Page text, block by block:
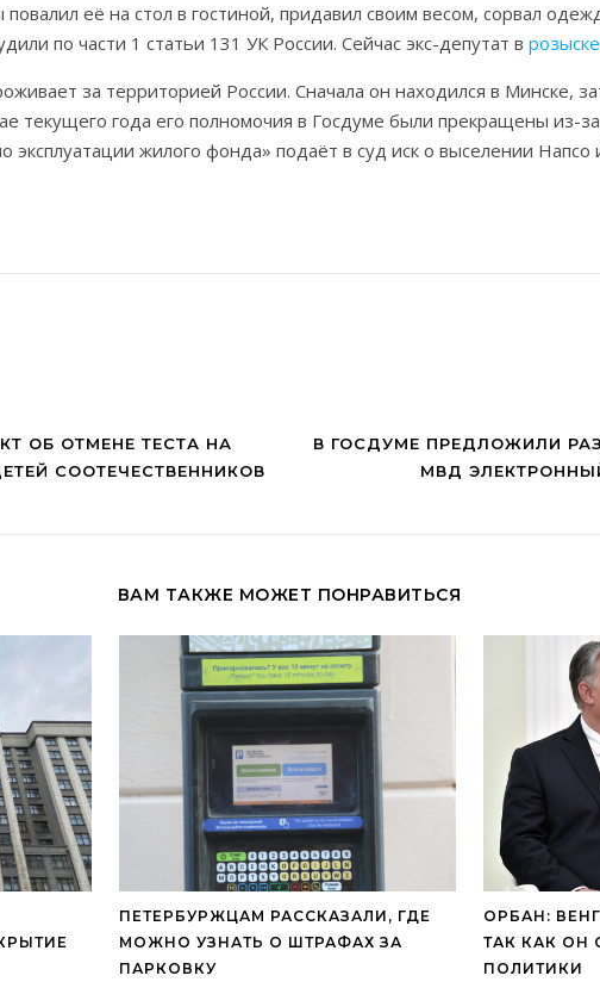
её на стол в гостиной, придавил своим весом, сорвал
по части 1 статьи 131 УК России. Сейчас экс-депутат в розыске
за территорией России. Сначала он находился в Минске,
текущего года его полномочия в Госдуме были прекращены из-за
эксплуатации жилого фонда» подаёт в суд иск о выселении Напсо
ОБ ОТМЕНЕ ТЕСТА НА
СООТЕЧЕСТВЕННИКОВ
В ГОСДУМЕ ПРЕДЛОЖИЛИ
МВД
ВАМ ТАКЖЕ МОЖЕТ ПОНРАВИТЬСЯ
ПЕТЕРБУРЖЦАМ РАССКАЗАЛИ, ГДЕ
МОЖНО УЗНАТЬ О ШТРАФАХ ЗА
ПАРКОВКУ
ОРБАН:
ТАК КАК ОН
ПОЛИТИКИ